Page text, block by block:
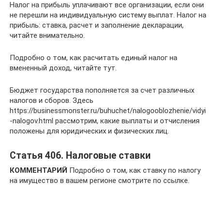
Налог на прибыль уплачивают все организации, если они
не перешли на индивидуальную систему выплат. Налог на
прибыль: ставка, расчет и заполнение декларации,
читайте внимательно.
Подробно о том, как расчитать единый налог на
вмененный доход, читайте тут.
Бюджет государства пополняется за счет различных
налогов и сборов. Здесь
https://businessmonster.ru/buhuchet/nalogooblozhenie/vidyi
-nalogov.html рассмотрим, какие выплаты и отчисления
положены для юридических и физических лиц.
Статья 406. Налоговые ставки
КОММЕНТАРИЙ Подробно о том, как ставку по налогу
на имущество в вашем регионе смотрите по ссылке.